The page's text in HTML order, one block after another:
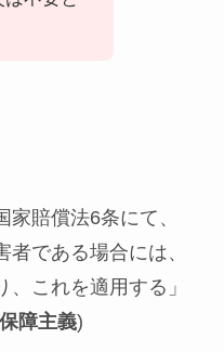
賠償法6条にて、
者である場合には、
これを適用する」
障主義)